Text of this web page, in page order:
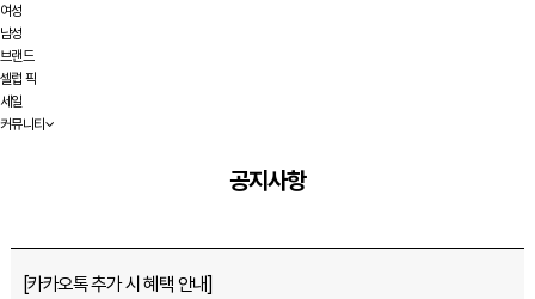
여성
남성
브랜드
셀럽 픽
세일
커뮤니티
공지사항
[카카오톡 추가 시 혜택 안내]